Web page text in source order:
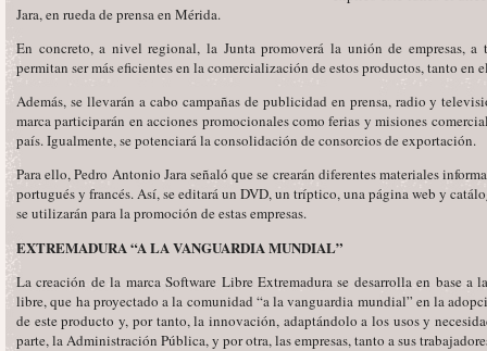
Jara, en rueda de prensa en Mérida.
En concreto, a nivel regional, la Junta promoverá la unión de empresas, a
permitan ser más eficientes en la comercialización de estos productos, tanto
Además, se llevarán a cabo campañas de publicidad en prensa, radio y
marca participarán en acciones promocionales como ferias y misiones
país. Igualmente, se potenciará la consolidación de consorcios de exportación.
Para ello, Pedro Antonio Jara señaló que se crearán diferentes materiales
portugués y francés. Así, se editará un DVD, un tríptico, una página web y
se utilizarán para la promoción de estas empresas.
EXTREMADURA “A LA VANGUARDIA MUNDIAL”
La creación de la marca Software Libre Extremadura se desarrolla en base a
libre, que ha proyectado a la comunidad “a la vanguardia mundial” en la
de este producto y, por tanto, la innovación, adaptándolo a los usos y
parte, la Administración Pública, y por otra, las empresas, tanto a sus